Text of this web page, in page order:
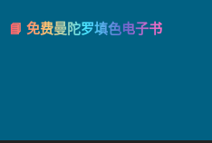
📘 免费曼陀罗填色电子书